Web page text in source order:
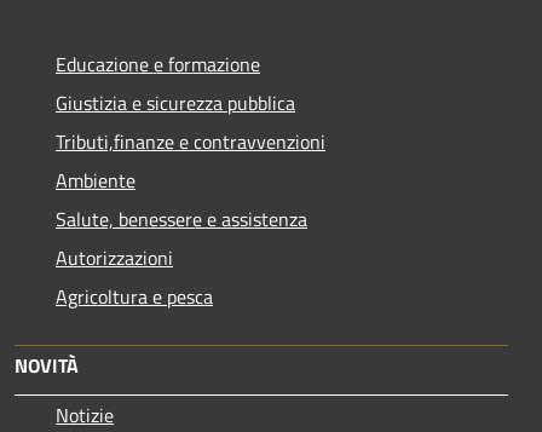
Educazione e formazione
Giustizia e sicurezza pubblica
Tributi,finanze e contravvenzioni
Ambiente
Salute, benessere e assistenza
Autorizzazioni
Agricoltura e pesca
NOVITÀ
Notizie